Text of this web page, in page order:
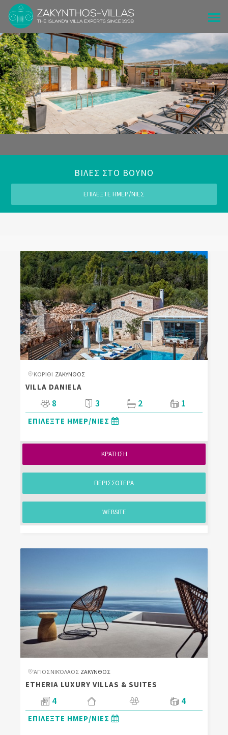
ΒΙΛΕΣ ΣΤΟ ΒΟΥΝΟ
ΕΠΙΛΕΞΤΕ ΗΜΕΡ/ΝΙΕΣ
ΚΟΡΊΘΙ ΖΑΚΥΝΘΟΣ
VILLA DANIELA
8 3 2 1
ΕΠΙΛΕΞΤΕ ΗΜΕΡ/ΝΙΕΣ
ΚΡΑΤΗΣΗ
ΠΕΡΙΣΣΟΤΕΡΑ
WEBSITE
ΆΓΙΟΣ ΝΙΚΌΛΑΟΣΖΑΚΥΝΘΟΣ
ETHERIA LUXURY VILLAS & SUITES
4 4
ΕΠΙΛΕΞΤΕ ΗΜΕΡ/ΝΙΕΣ